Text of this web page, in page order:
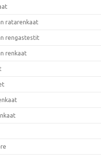
ratarenkaat
rengastestit
renkaat